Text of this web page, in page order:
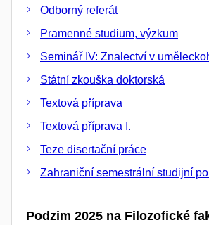
Odborný referát
Pramenné studium, výzkum
Seminář IV: Znalectví v
Státní zkouška doktorská
Textová příprava
Textová příprava I.
Teze disertační práce
Zahraniční semestrální studijní
Podzim 2025 na Filozofické